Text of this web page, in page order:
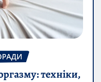
техніки,